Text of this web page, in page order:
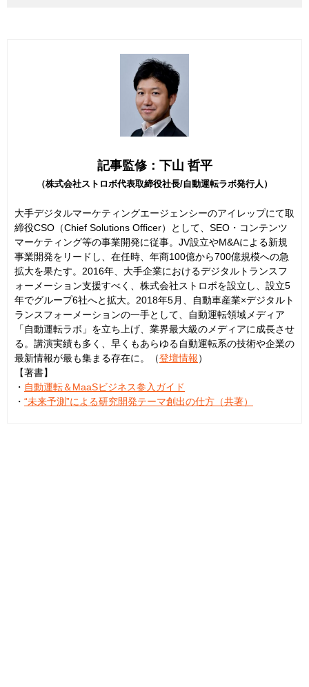
記事監修：下山 哲平
（株式会社ストロボ代表取締役社長/自動運転ラボ発行人）
大手デジタルマーケティングエージェンシーのアイレップにて取
締役CSO（Chief Solutions Officer）として、SEO・コンテンツ
マーケティング等の事業開発に従事。JV設立やM&Aによる新規
事業開発をリードし、在任時、年商100億から700億規模への急
拡大を果たす。2016年、大手企業におけるデジタルトランスフ
ォーメーション支援すべく、株式会社ストロボを設立し、設立5
年でグループ6社へと拡大。2018年5月、自動車産業×デジタルト
ランスフォーメーションの一手として、自動運転領域メディア
「自動運転ラボ」を立ち上げ、業界最大級のメディアに成長させ
る。講演実績も多く、早くもあらゆる自動運転系の技術や企業の
最新情報が最も集まる存在に。（登壇情報）
【著書】
・ 自動運転＆MaaSビジネス参入ガイド
・ “未来予測”による研究開発テーマ創出の仕方（共著）